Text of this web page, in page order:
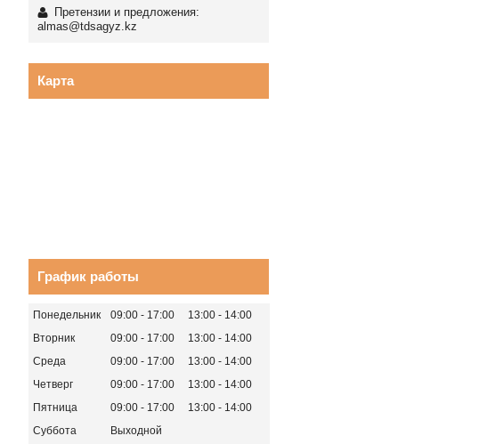
Претензии и предложения:
almas@tdsagyz.kz
Карта
График работы
Понедельник 09:00 17:00 13:00
14:00
Вторник
09:00 17:00 13:00
14:00
Среда
09:00 17:00 13:00
14:00
Четверг
09:00 17:00 13:00
14:00
Пятница
09:00 17:00 13:00
14:00
Суббота
Выходной